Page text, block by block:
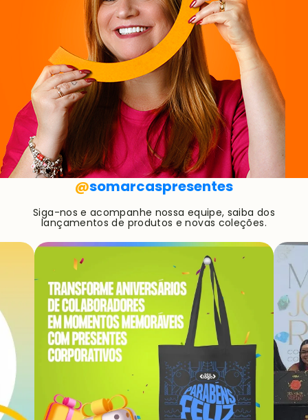
@somarcaspresentes
Siga-nos e acompanhe nossa equipe, saiba dos
lançamentos de produtos e novas coleções.